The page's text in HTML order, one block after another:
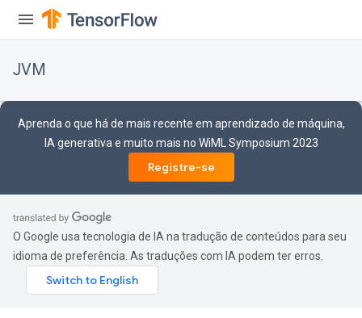
JVM
Aprenda o que há de mais recente em aprendizado de máquina,
IA generativa e muito mais no WiML Symposium 2023
Registre-se
O Google usa tecnologia de IA na tradução de conteúdos para seu
idioma de preferência. As traduções com IA podem ter erros.